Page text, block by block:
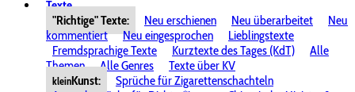
Texte
"Richtige" Texte:
Neu erschienen Neu überarbeitet
Neu
kommentiert
Neu eingesprochen
Lieblingstexte
Fremdsprachige Texte
Kurztexte des Tages (KdT)
Alle
Themen
Alle Genres Texte über KV
kleinKunst:
Sprüche für Zigarettenschachteln